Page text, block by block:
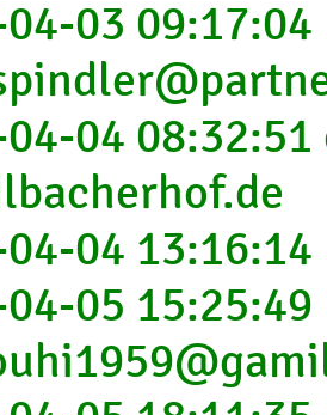
03 09:17:04
04
04
05 15:25:49